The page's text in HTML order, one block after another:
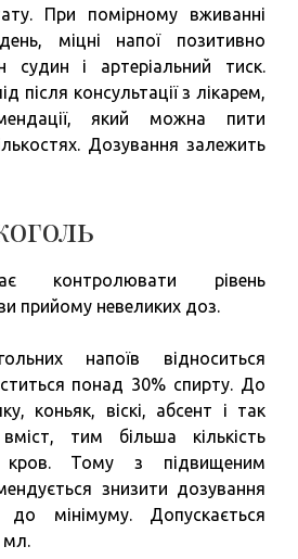
При помірному вживанні
міцні напої позитивно
судин і артеріальний тиск.
після консультації з лікарем,
який можна пити
Дозування залежить
контролювати рівень
прийому невеликих доз.
напоїв відноситься
понад 30% спирту. До
коньяк, віскі, абсент і так
тим більша кількість
кров. Тому з підвищеним
знизити дозування
мінімуму. Допускається
мл.